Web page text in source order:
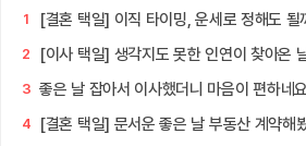
1 [결혼 택일] 이직 타이밍, 운세로 정해도 될
2 [이사 택일] 생각지도 못한 인연이 찾아온
3 좋은 날 잡아서 이사했더니 마음이 편하네
4 [결혼 택일] 문서운 좋은 날 부동산 계약해